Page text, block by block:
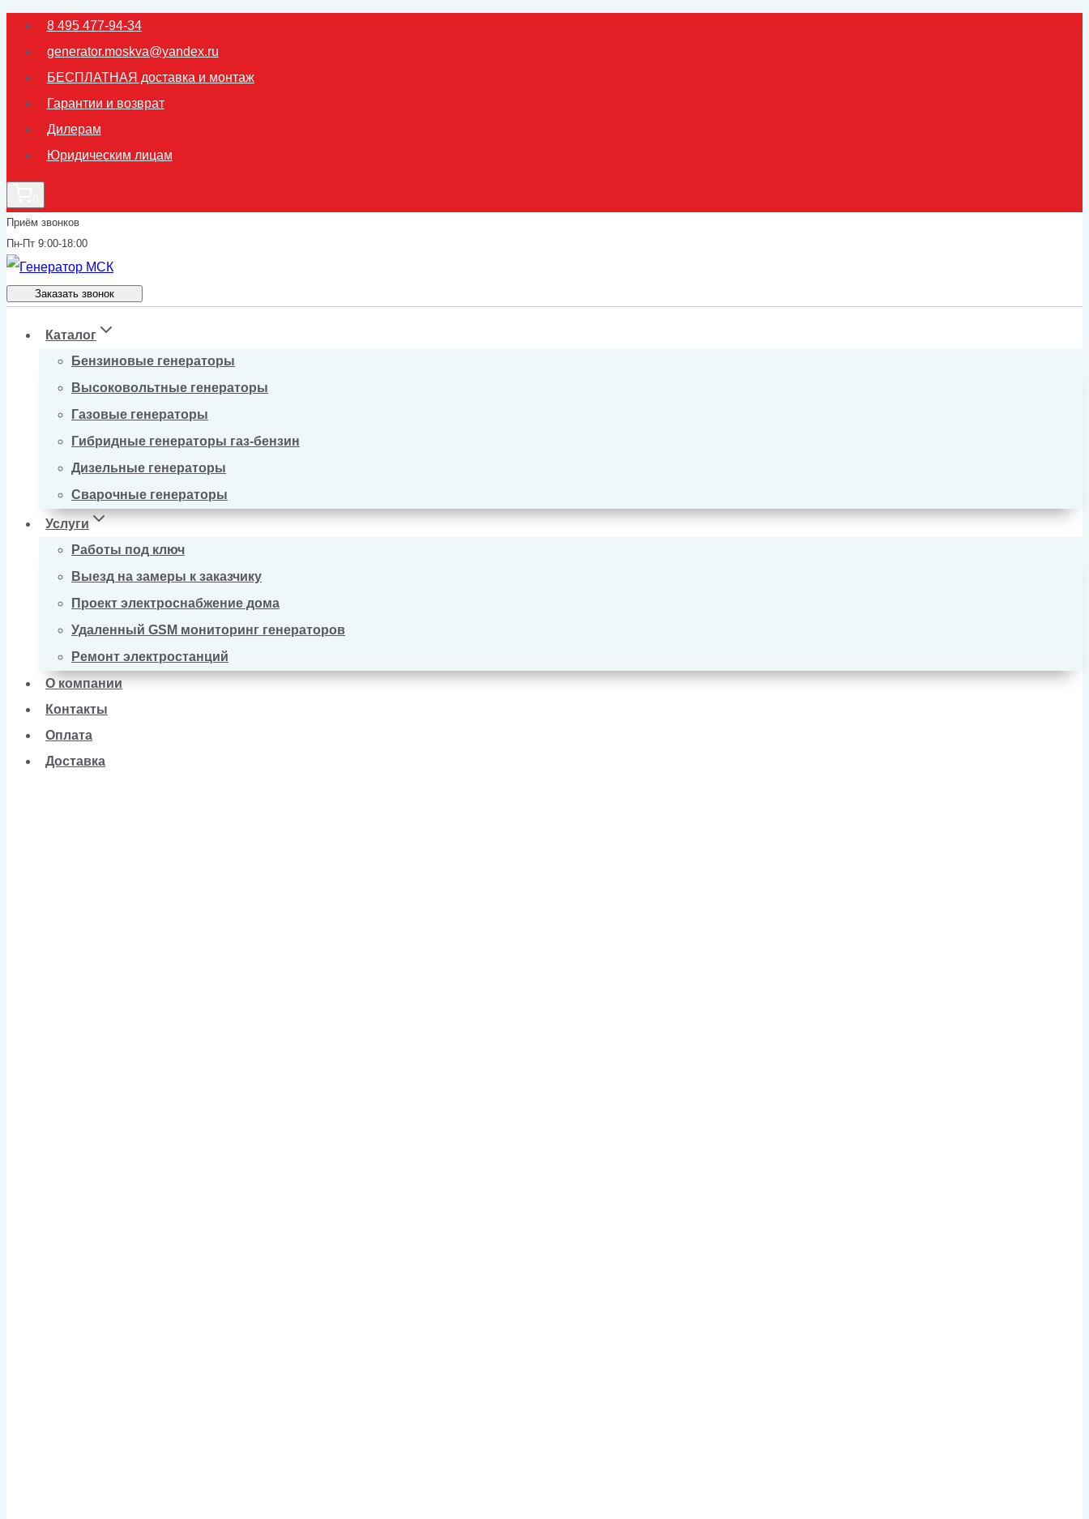
Перейти
содержимому
8 495 477-94-34
generator.moskva@yandex.ru
БЕСПЛАТНАЯ доставка и монтаж
Гарантии и возврат
Дилерам
Юридическим лицам
Приём звонков
Пн-Пт 9:00-18:00
Заказать звонок
Каталог
Бензиновые генераторы
Высоковольтные генераторы
Газовые генераторы
Гибридные генераторы газ-бензин
Дизельные генераторы
Сварочные генераторы
Услуги
Работы под ключ
Выезд на замеры к заказчику
Проект электроснабжение дома
Удаленный GSM мониторинг генераторов
Ремонт электростанций
О компании
Контакты
Оплата
Доставка